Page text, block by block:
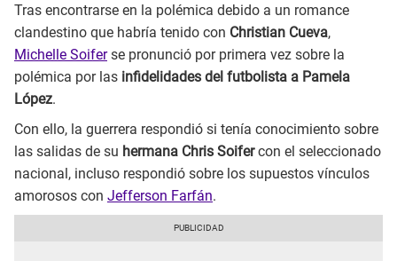
Tras encontrarse en la polémica debido a un romance
clandestino que habría tenido con Christian Cueva,
Michelle Soiferse pronunció por primera vez sobre la
polémica por las infidelidades del futbolista a Pamela
López.
Con ello, la guerrera respondió si tenía conocimiento sobre
las salidas de su hermana Chris Soifercon el seleccionado
nacional, incluso respondió sobre los supuestos vínculos
amorosos con Jefferson Farfán.